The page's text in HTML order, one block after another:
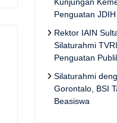
Penguatan JDIH
Rektor IAIN
Silaturahmi
Penguatan
Silaturahmi
Gorontalo, BSI
Beasiswa